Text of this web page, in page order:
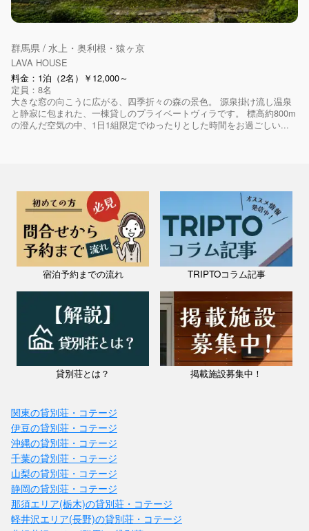
群馬県 / 水上・奥利根・猿ヶ京
LAVA HOUSE
料金：1泊（2名）￥12,000～
定員：8名
大きな窓の向こうに広がる、四季折々の森の景色。 源泉掛け流し温泉
と静寂に包まれた、一棟貸しのプライベートヴィラです。 標高約800m
の澄んだ空気の中、1日1組限定でゆったりとした時間をお過ごしい...
宿泊予約までの流れ TRIPTOコラム記事
貸別荘とは？ 掲載施設募集中！
関東の貸別荘・コテージ
伊豆の貸別荘・コテージ
沖縄の貸別荘・コテージ
千葉の貸別荘・コテージ
山梨の貸別荘・コテージ
静岡の貸別荘・コテージ
那須エリア(栃木)の貸別荘・コテージ
軽井沢エリア(長野)の貸別荘・コテージ